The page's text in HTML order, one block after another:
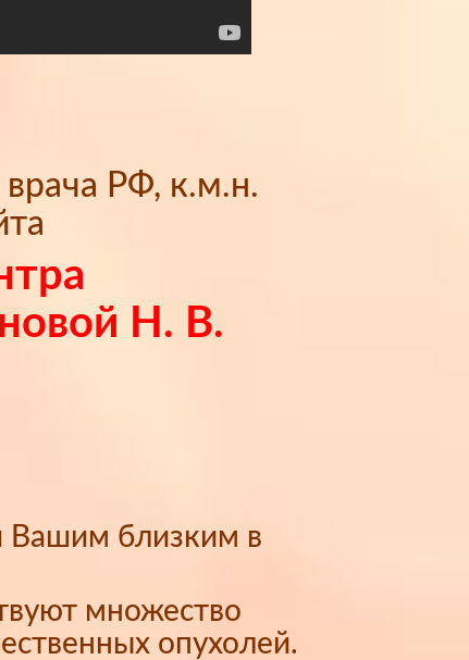
РФ, к.м.н.
Н. В.
Вашим близким в
множество
опухолей.